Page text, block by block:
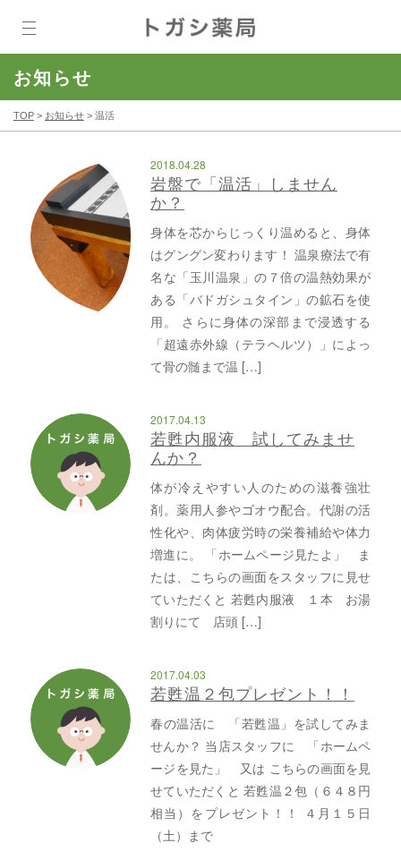
お知らせ
TOP > お知らせ > 温活
2018.04.28
岩盤で「温活」しません
か？
身体を芯からじっくり温めると、身体
はグングン変わります！ 温泉療法で有
名な「玉川温泉」の７倍の温熱効果が
ある「バドガシュタイン」の鉱石を使
用。 さらに身体の深部まで浸透する
「超遠赤外線（テラヘルツ）」によっ
て骨の髄まで温 […]
2017.04.13
若甦内服液 試してみませ
んか？
体が冷えやすい人のための滋養強壮
剤。薬用人参やゴオウ配合。代謝の活
性化や、肉体疲労時の栄養補給や体力
増進に。 「ホームページ見たよ」 ま
たは、こちらの画面をスタッフに見せ
ていただくと 若甦内服液 １本 お湯
割りにて 店頭 […]
2017.04.03
若甦温２包プレゼント！！
春の温活に 「若甦温」を試してみま
せんか？ 当店スタッフに 「ホームペ
ージを見た」 又は こちらの画面を見
せていただくと 若甦温２包（６４８円
相当）をプレゼント！！ ４月１５日
（土）まで